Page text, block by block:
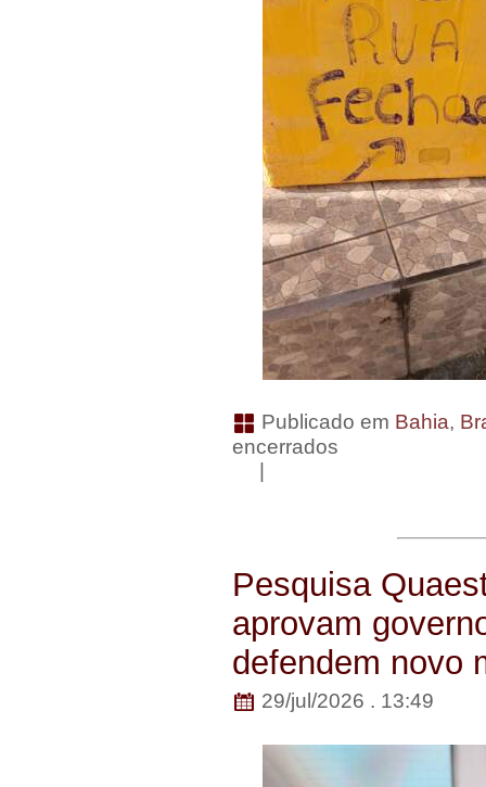
Publicado em Bahia,
encerrados
Pesquisa
aprovam
defendem novo
29/jul/2026 . 13:49